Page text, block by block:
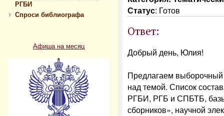
РГБИ
Спроси библиографа
Афиша на месяц
Статус: Готов
Ответ:
Добрый день, Юлия!
Предлагаем выборочный
над темой. Список
РГБИ, РГБ и СПБТБ,
сборников», научной